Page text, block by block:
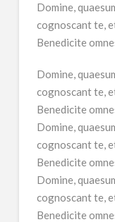
Domine,
cognoscant te,
Benedicite
Domine,
cognoscant te,
Benedicite
Domine,
cognoscant te,
Benedicite
Domine,
cognoscant te,
Benedicite